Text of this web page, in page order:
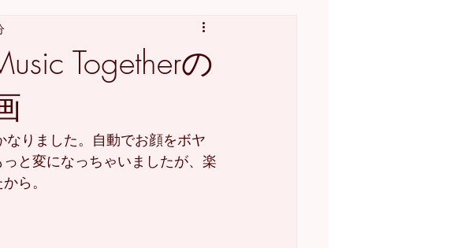
Togetherの
なりました。自動でお顔をボヤ
と変になっちゃいましたが、楽
ら。